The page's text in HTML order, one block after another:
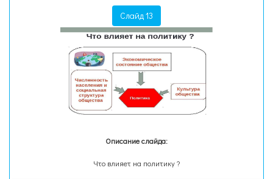
Слайд 13
Описание слайда:
Что влияет на политику ?